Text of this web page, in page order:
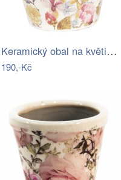
Keramický obal na květináč s květy…
190,-Kč